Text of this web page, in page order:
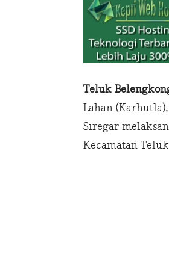
Teluk
Lahan
Siregar
Kecamatan